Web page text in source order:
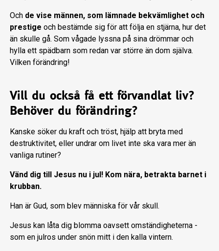
Och de vise männen, som lämnade bekvämlighet och
prestige och bestämde sig för att följa en stjärna, hur det
än skulle gå. Som vågade lyssna på sina drömmar och
hylla ett spädbarn som redan var större än dom själva.
Vilken förändring!
Vill du också få ett förvandlat liv?
Behöver du förändring?
Kanske söker du kraft och tröst, hjälp att bryta med
destruktivitet, eller undrar om livet inte ska vara mer än
vanliga rutiner?
Vänd dig till Jesus nu i jul! Kom nära, betrakta barnet i
krubban.
Han är Gud, som blev människa för vår skull.
Jesus kan låta dig blomma oavsett omständigheterna -
som en julros under snön mitt i den kalla vintern.